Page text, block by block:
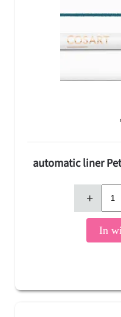
automatic liner
+
In